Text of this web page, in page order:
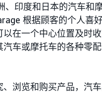
、印度和日本的汽车和
根据顾客的个人喜
在一个中心位置及时
车或摩托车的各种零
浏览和购买产品，汽